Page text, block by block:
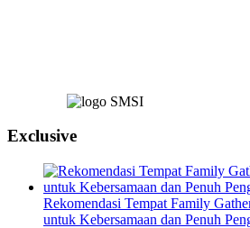
Exclusive
Rekomendasi Tempat Family
untuk Kebersamaan dan Penuh